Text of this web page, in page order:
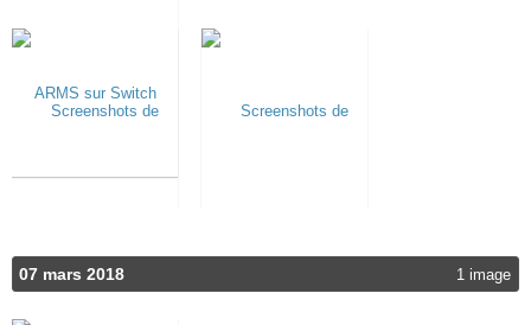
07 mars 2018 1 image